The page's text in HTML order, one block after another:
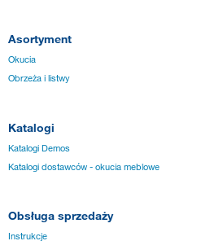
Asortyment
Okucia
Obrzeża i listwy
Katalogi
Katalogi Demos
Katalogi dostawców - okucia meblowe
Obsługa sprzedaży
Instrukcje